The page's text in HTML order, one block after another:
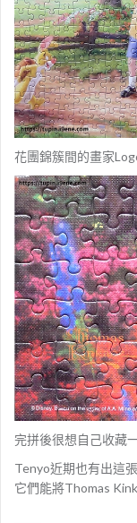
花團錦簇間的畫家
完拼後很想自己收藏
Tenyo近期也有出這
它們能將Thomas